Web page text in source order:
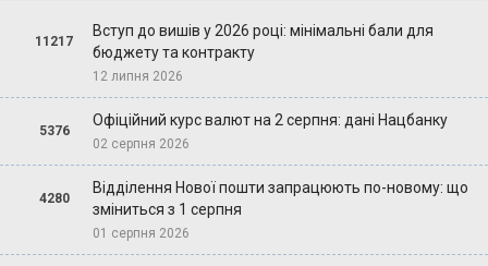
11217
Вступ до вишів у 2026 році: мінімальні бали для
бюджету та контракту
12 липня 2026
5376
Офіційний курс валют на 2 серпня: дані Нацбанку
02 серпня 2026
4280
Відділення Нової пошти запрацюють по-новому: що
зміниться з 1 серпня
01 серпня 2026